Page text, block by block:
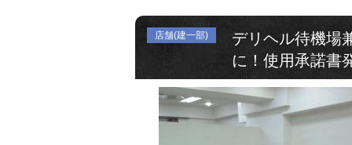
店舗(建一部)
デリヘル待機場
に！使用承諾書